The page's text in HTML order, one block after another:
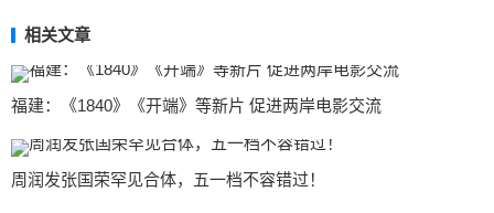
相关文章
福建：《1840》《开端》等新片 促进两岸电影交流
周润发张国荣罕见合体，五一档不容错过！